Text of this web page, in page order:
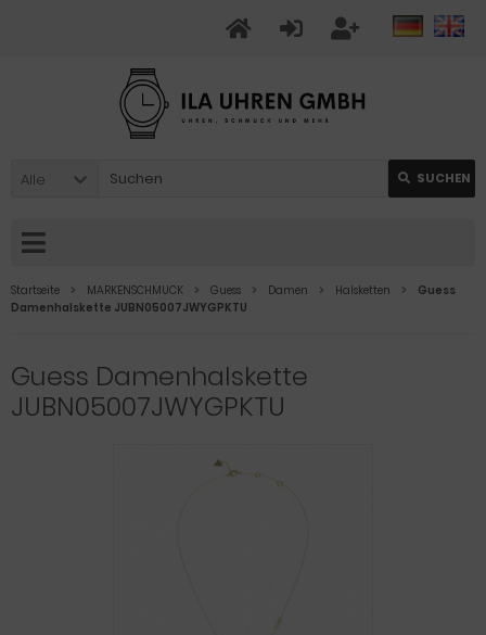
Alle SUCHEN
Startseite MARKENSCHMUCK Guess Damen Halsketten
Guess
Damenhalskette JUBN05007JWYGPKTU
Guess Damenhalskette
JUBN05007JWYGPKTU